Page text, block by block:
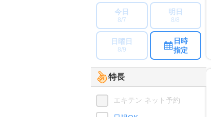
今日
8/7
明日
8/8
日曜日
8/9
日時
指定
特長
エキテン ネット予約